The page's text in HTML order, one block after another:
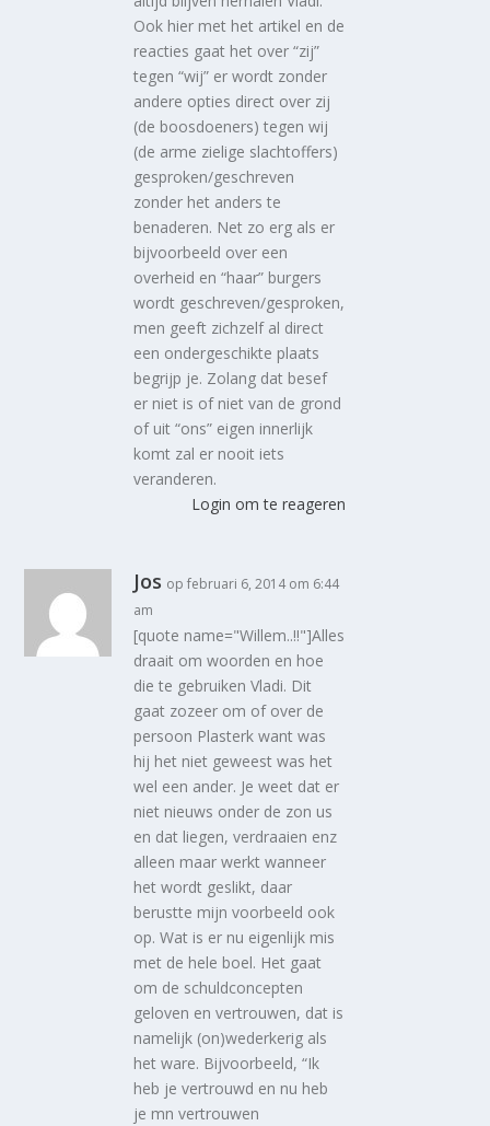
Ook hier met het artikel en de
reacties gaat het over “zij”
tegen “wij” er wordt zonder
andere opties direct over zij
(de boosdoeners) tegen wij
(de arme zielige slachtoffers)
gesproken/geschreven
zonder het anders te
benaderen. Net zo erg als er
bijvoorbeeld over een
overheid en “haar” burgers
wordt geschreven/gesproken,
men geeft zichzelf al direct
een ondergeschikte plaats
begrijp je. Zolang dat besef
er niet is of niet van de grond
of uit “ons” eigen innerlijk
komt zal er nooit iets
veranderen.
Login om te reageren
Jos op februari 6, 2014 om 6:44
am
[quote name="Willem..!!"]Alles
draait om woorden en hoe
die te gebruiken Vladi. Dit
gaat zozeer om of over de
persoon Plasterk want was
hij het niet geweest was het
wel een ander. Je weet dat er
niet nieuws onder de zon us
en dat liegen, verdraaien enz
alleen maar werkt wanneer
het wordt geslikt, daar
berustte mijn voorbeeld ook
op. Wat is er nu eigenlijk mis
met de hele boel. Het gaat
om de schuldconcepten
geloven en vertrouwen, dat is
namelijk (on)wederkerig als
het ware. Bijvoorbeeld, “Ik
heb je vertrouwd en nu heb
je mn vertrouwen